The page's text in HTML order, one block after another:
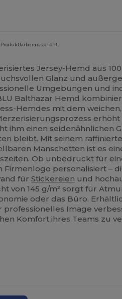
entspricht.
Jersey-Hemd aus 100
Glanz und
Umgebungen und
Balthazar Hemd
Hemdes mit dem
erhöht
ihm einen seidenähnlichen
bleibt. Mit seinem
Manschetten ist es
Ob unbedruckt für
Firmenlogo personalisiert –
fürStickereien und
von 145 g/m² sorgt für
oder das Büro.
professionelles Image
Komfort ihres Teams zu